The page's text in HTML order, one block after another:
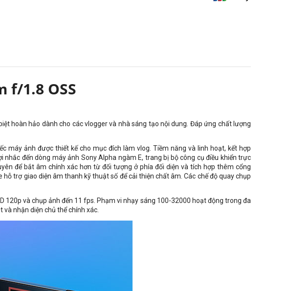
f/1.8 OSS
hoàn hảo dành cho các vlogger và nhà sáng tạo nội dung. Đáp ứng chất lượng
máy ảnh được thiết kế cho mục đích làm vlog. Tiềm năng và linh hoạt, kết hợp
đến dòng máy ảnh Sony Alpha ngàm E, trang bị bộ công cụ điều khiển trực
để bắt âm chính xác hơn từ đối tượng ở phía đối diện và tích hợp thêm cổng
trợ giao diện âm thanh kỹ thuật số để cải thiện chất âm. Các chế độ quay chụp
120p và chụp ảnh đến 11 fps. Phạm vi nhạy sáng 100-32000 hoạt động trong đa
nhận diện chủ thể chính xác.